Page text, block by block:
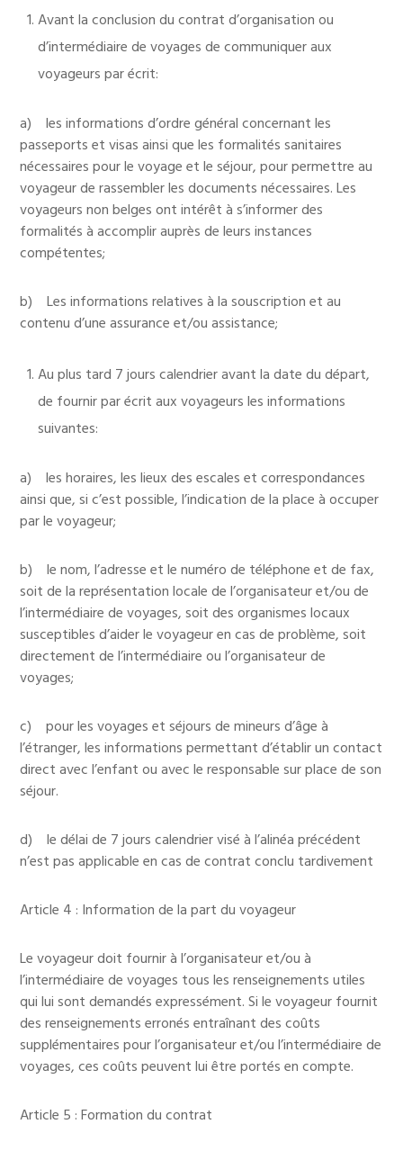
Avant la conclusion du contrat d’organisation ou
d’intermédiaire de voyages de communiquer aux
voyageurs par écrit:
a) les informations d’ordre général concernant les
passeports et visas ainsi que les formalités sanitaires
nécessaires pour le voyage et le séjour, pour permettre au
voyageur de rassembler les documents nécessaires. Les
voyageurs non belges ont intérêt à s’informer des
formalités à accomplir auprès de leurs instances
compétentes;
b) Les informations relatives à la souscription et au
contenu d’une assurance et/ou assistance;
Au plus tard 7 jours calendrier avant la date du départ,
de fournir par écrit aux voyageurs les informations
suivantes:
a) les horaires, les lieux des escales et correspondances
ainsi que, si c’est possible, l’indication de la place à occuper
par le voyageur;
b) le nom, l’adresse et le numéro de téléphone et de fax,
soit de la représentation locale de l’organisateur et/ou de
l’intermédiaire de voyages, soit des organismes locaux
susceptibles d’aider le voyageur en cas de problème, soit
directement de l’intermédiaire ou l’organisateur de
voyages;
c) pour les voyages et séjours de mineurs d’âge à
l’étranger, les informations permettant d’établir un contact
direct avec l’enfant ou avec le responsable sur place de son
séjour.
d) le délai de 7 jours calendrier visé à l’alinéa précédent
n’est pas applicable en cas de contrat conclu tardivement
Article 4 : Information de la part du voyageur
Le voyageur doit fournir à l’organisateur et/ou à
l’intermédiaire de voyages tous les renseignements utiles
qui lui sont demandés expressément. Si le voyageur fournit
des renseignements erronés entraînant des coûts
supplémentaires pour l’organisateur et/ou l’intermédiaire de
voyages, ces coûts peuvent lui être portés en compte.
Article 5 : Formation du contrat